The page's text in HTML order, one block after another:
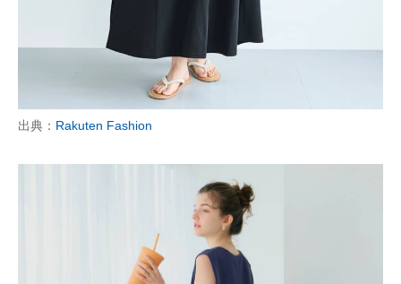
出典： Rakuten Fashion